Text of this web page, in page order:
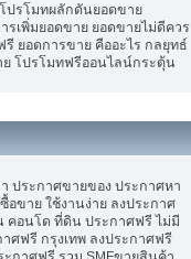
ปรโมทผลักดันยอดขาย
รเพิ่มยอดขาย ยอดขายไม่ดีควร
รี ยอดการขาย คืออะไร กลยุทธ์
โปรโมทฟรีออนไลน์กระตุ้น
ประกาศขายของ ประกาศหา
อขาย ใช้งานง่าย ลงประกาศ
คอนโด ที่ดิน ประกาศฟรี ไม่มี
ศฟรี กรุงเทพ ลงประกาศฟรี